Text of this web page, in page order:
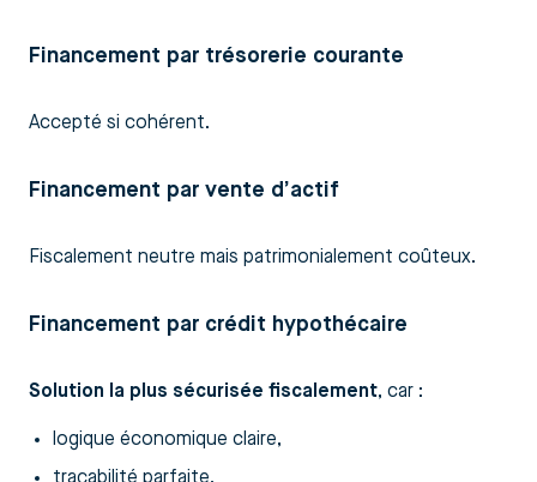
Financement par trésorerie courante
Accepté si cohérent.
Financement par vente d’actif
Fiscalement neutre mais patrimonialement coûteux.
Financement par crédit hypothécaire
Solution la plus sécurisée fiscalement, car :
logique économique claire,
traçabilité parfaite,